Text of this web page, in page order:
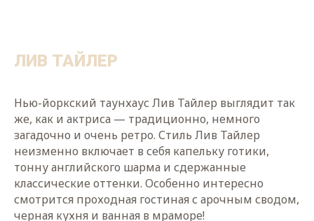
ЛИВ ТАЙЛЕР
Нью-йоркский таунхаус Лив Тайлер выглядит так
же, как и актриса — традиционно, немного
загадочно и очень ретро. Стиль Лив Тайлер
неизменно включает в себя капельку готики,
тонну английского шарма и сдержанные
классические оттенки. Особенно интересно
смотрится проходная гостиная с арочным сводом,
черная кухня и ванная в мраморе!